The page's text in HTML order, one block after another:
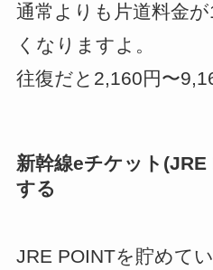
通常よりも片道料金
くなりますよ。
往復だと2,160円〜
新幹線eチケット(JRE
する
JRE POINTを貯めて